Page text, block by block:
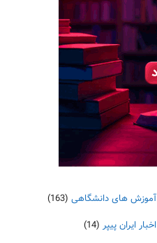
آموزش های دانشگاهی (163)
اخبار ایران پیپر (14)